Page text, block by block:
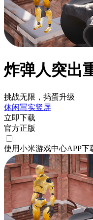
炸弹人突出
挑战无限，捣蛋升级
休闲写实竖屏
立即下载
官方正版
使用小米游戏中心APP下